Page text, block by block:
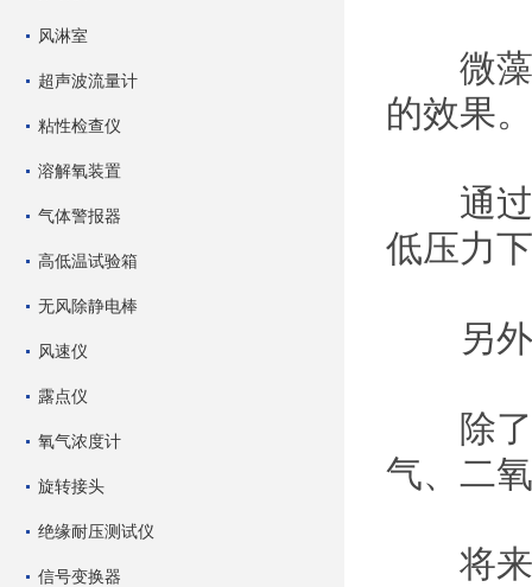
风淋室
超声波流量计
粘性检查仪
溶解氧装置
气体警报器
高低温试验箱
无风除静电棒
风速仪
露点仪
氧气浓度计
旋转接头
绝缘耐压测试仪
信号变换器
微藻
的效果。
通过
低压力
另外
除了
气、二
将来